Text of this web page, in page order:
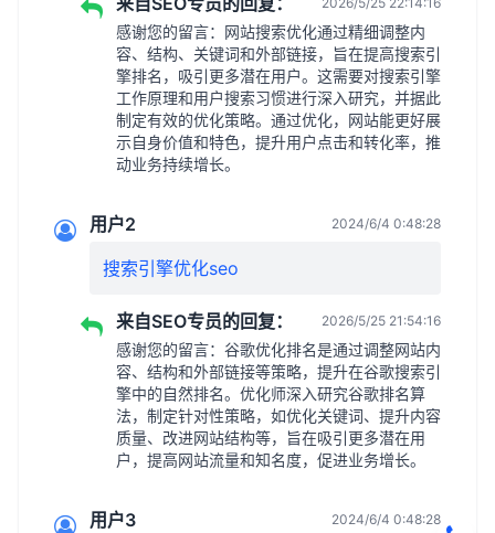
感谢您的留言：网站搜索优化通过精细调整内
容、结构、关键词和外部链接，旨在提高搜索引
擎排名，吸引更多潜在用户。这需要对搜索引擎
工作原理和用户搜索习惯进行深入研究，并据此
制定有效的优化策略。通过优化，网站能更好展
示自身价值和特色，提升用户点击和转化率，推
动业务持续增长。
用户2 2024/6/4 0:48:28
搜索引擎优化seo
来自SEO专员的回复： 2026/5/25 21:54:16
感谢您的留言：谷歌优化排名是通过调整网站内
容、结构和外部链接等策略，提升在谷歌搜索引
擎中的自然排名。优化师深入研究谷歌排名算
法，制定针对性策略，如优化关键词、提升内容
质量、改进网站结构等，旨在吸引更多潜在用
户，提高网站流量和知名度，促进业务增长。
用户3 2024/6/4 0:48:28